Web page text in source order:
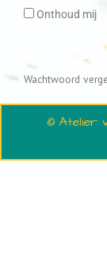
Onthoud mij
Wachtwoord
© Atelier